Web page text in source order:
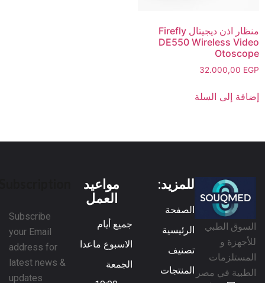
منظار اذن ديجيتال Firefly
DE550 Wireless Video
Otoscope
32.000,00EGP
إضافة إلى السلة
السوق الطبي
للأجهزة و
المستلزمات
الطبية في مصر
للمزيد:
الصفحة
الرئيسية
تصنيف
المنتجات
مواعيد
العمل
جميع أيام
الاسبوع ماعدا
الجمعة
Subscribe
your Email
address for
latest news &
updates